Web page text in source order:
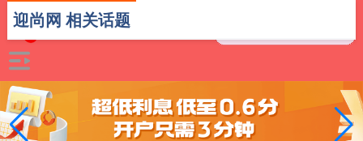
迎尚网 相关话题